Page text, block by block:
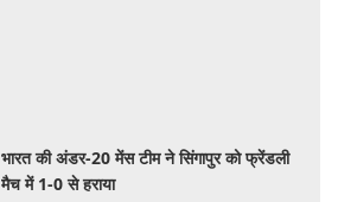
भारत की अंडर-20 मेंस टीम ने सिंगापुर को फ्रेंडली
मैच में 1-0 से हराया